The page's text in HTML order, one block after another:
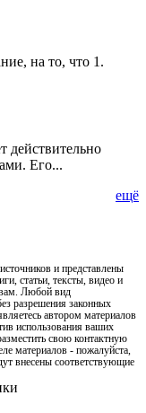
на то, что 1.
действительно
Его...
ещё
и представлены
статьи, тексты, видео и
Любой вид
разрешения законных
автором материалов
использования ваших
свою контактную
материалов - пожалуйста,
внесены соответствующие